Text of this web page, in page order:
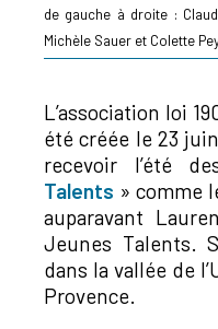
de gauche à droite :
Michèle Sauer et Colette
L’association loi
été créée le 23
recevoir l’été
Talents » comme
auparavant
Jeunes Talents.
dans la vallée de
Provence.